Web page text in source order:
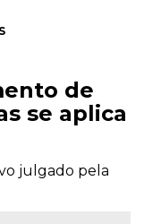
de
se aplica
julgado pela